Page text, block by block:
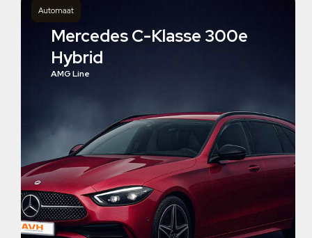
Automaat
Mercedes C-Klasse 300e
Hybrid
AMG Line